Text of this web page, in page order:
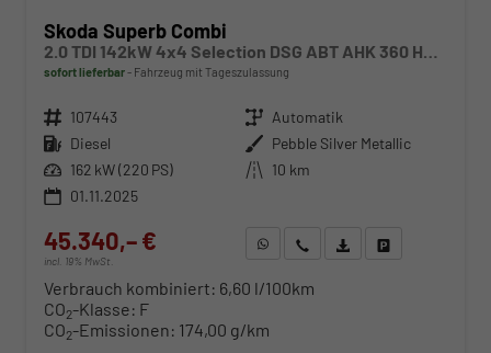
Skoda Superb Combi
sofort lieferbar Fahrzeug mit Tageszulassung
Fahrzeugnr. 107443 Getriebe Automatik
Kraftstoff Diesel Außenfarbe Pebble Silver Metallic
Leistung 162 kW (220 PS) Kilometerstand 10 km
01.11.2025
45.340,– €
incl. 19% MwSt.
WhatsApp anfragen
Wir rufen Sie anFahrzeugexposé (PDF)
Verbrauch kombiniert: 6,60 l/100km
CO2-Klasse: F
CO2-Emissionen: 174,00 g/km